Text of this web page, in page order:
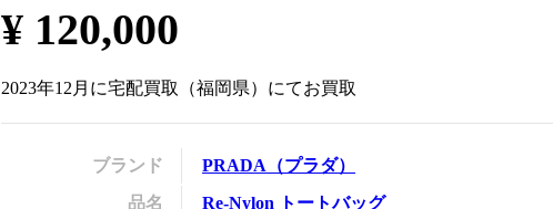
¥ 120,000
2023年12月 に宅配買取 （福岡県）にてお買取
ブランド PRADA （プラダ）
品名
Re-Nylon トートバッグ